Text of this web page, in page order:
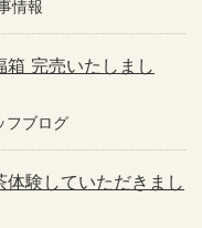
情報
箱 完売いたしまし
フブログ
体験していただきまし